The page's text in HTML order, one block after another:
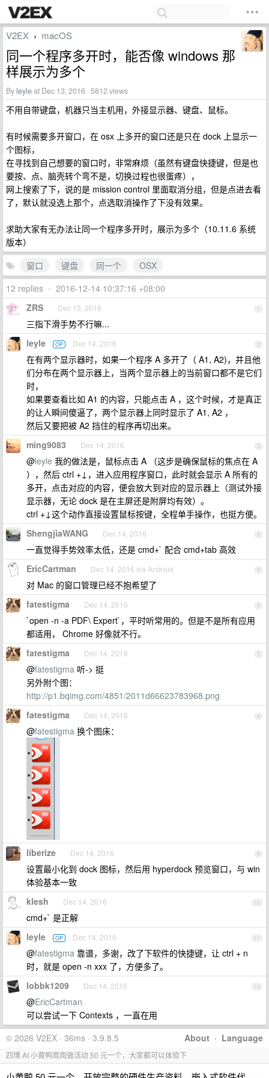
V2EX › macOS
同一个程序多开时，能否像 windows 那
样展示为多个
By leyleat Dec 13, 2016 · 5812 views
不用自带键盘，机器只当主机用，外接显示器、键盘、鼠标。
有时候需要多开窗口，在 osx 上多开的窗口还是只在 dock 上显示一
个图标，
在寻找到自己想要的窗口时，非常麻烦（虽然有键盘快捷键，但是也
要按、点、脑壳转个弯不是，切换过程也很蛋疼），
网上搜索了下，说的是 mission control 里面取消分组，但是点进去看
了，默认就没选上那个，点选取消操作了下没有效果。
求助大家有无办法让同一个程序多开时，展示为多个（10.11.6 系统
版本）
窗口
键盘 同一个
OSX
12 replies • 2016-12-14 10:37:16 +08:00
1
ZRS Dec 13, 2016
三指下滑手势不行嘛...
2
leyle OP Dec 14, 2016
在有两个显示器时，如果一个程序 A 多开了（ A1, A2)，并且他
们分布在两个显示器上，当两个显示器上的当前窗口都不是它们
时，
如果要查看比如 A1 的内容，只能点击 A ，这个时候，才是真正
的让人瞬间傻逼了，两个显示器上同时显示了 A1, A2 ，
然后又要把被 A2 挡住的程序再切出来。
3
ming9083 Dec 14, 2016
@leyle 我的做法是，鼠标点击 A （这步是确保鼠标的焦点在 A
），然后 ctrl +↓，进入应用程序窗口，此时就会显示 A 所有的
多开，点击对应的内容，便会放大到对应的显示器上（测试外接
显示器，无论 dock 是在主屏还是附屏均有效）。
ctrl +↓这个动作直接设置鼠标按键，全程单手操作，也挺方便。
4
ShengjiaWANG Dec 14, 2016
一直觉得手势效率太低，还是 cmd+` 配合 cmd+tab 高效
5
EricCartman Dec 14, 2016 via Android
对 Mac 的窗口管理已经不抱希望了
6
fatestigma Dec 14, 2016
`open -n -a PDF\ Expert`，平时听常用的。但是不是所有应用
都适用， Chrome 好像就不行。
7
fatestigma Dec 14, 2016
@fatestigma 听-> 挺
另外附个图：
http://p1.bqimg.com/4851/2011d66623783968.png
8
fatestigma Dec 14, 2016
@fatestigma 换个图床：
9
liberize Dec 14, 2016
设置最小化到 dock 图标，然后用 hyperdock 预览窗口，与 win
体验基本一致
10
klesh Dec 14, 2016
cmd+` 是正解
11
leyle OP Dec 14, 2016
@fatestigma 靠谱，多谢，改了下软件的快捷键，让 ctrl + n
时，就是 open -n xxx 了，方便多了。
12
lobbk1209 Dec 14, 2016
@EricCartman
可以尝试一下 Contexts ，一直在用
About · Language
© 2026 V2EX · 36ms · 3.9.8.5
四博 AI 小黄鸭周周做活动 50 元一个，大家都可以体验下